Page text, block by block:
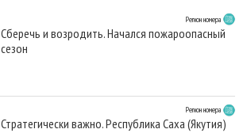
Регион номера
Сберечь и возродить. Начался пожароопасный
сезон
Регион номера
Стратегически важно. Республика Саха (Якутия)